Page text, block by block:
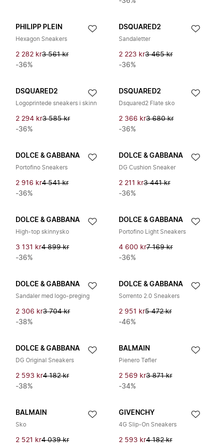
PHILIPP PLEIN
Hexagon Sneakers
2 282 kr3 561 kr
-36%
DSQUARED2
Sandaletter
2 223 kr3 465 kr
-36%
DSQUARED2
Logoprintede sneakers i skinn
2 294 kr3 585 kr
-36%
DSQUARED2
Dsquared2 Flate sko
2 366 kr3 680 kr
-36%
DOLCE & GABBANA
Portofino Sneakers
2 916 kr4 541 kr
-36%
DOLCE & GABBANA
DG Cushion Sneaker
2 211 kr3 441 kr
-36%
DOLCE & GABBANA
High-top skinnysko
3 131 kr4 899 kr
-36%
DOLCE & GABBANA
Portofino Light Sneakers
4 600 kr7 169 kr
-36%
DOLCE & GABBANA
Sandaler med logo-preging
2 306 kr3 704 kr
-38%
DOLCE & GABBANA
Sorrento 2.0 Sneakers
2 951 kr5 472 kr
-46%
DOLCE & GABBANA
DG Original Sneakers
2 593 kr4 182 kr
-38%
BALMAIN
Pienero Tøfler
2 569 kr3 871 kr
-34%
BALMAIN
Sko
2 521 kr4 039 kr
GIVENCHY
4G Slip-On Sneakers
2 593 kr4 182 kr